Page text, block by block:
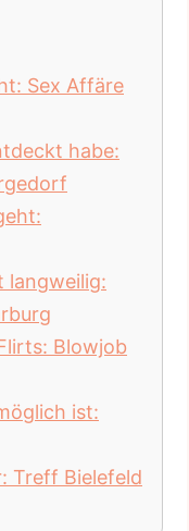
Sex Affäre
habe:
langweilig:
Blowjob
ist:
Treff Bielefeld